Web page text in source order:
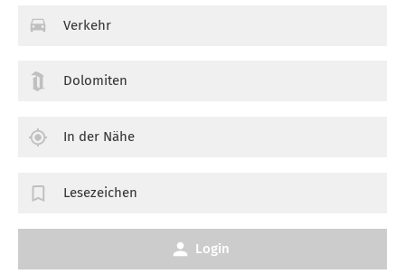
Verkehr
Dolomiten
In der Nähe
Lesezeichen
Login